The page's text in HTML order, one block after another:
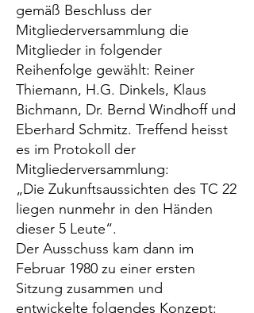
gemäß Beschluss der
Mitgliederversammlung die
Mitglieder in folgender
Reihenfolge gewählt: Reiner
Thiemann, H.G. Dinkels, Klaus
Bichmann, Dr. Bernd Windhoff und
Eberhard Schmitz. Treffend heisst
es im Protokoll der
Mitgliederversammlung:
„Die Zukunftsaussichten des TC 22
liegen nunmehr in den Händen
dieser 5 Leute“.
Der Ausschuss kam dann im
Februar 1980 zu einer ersten
Sitzung zusammen und
entwickelte folgendes Konzept: